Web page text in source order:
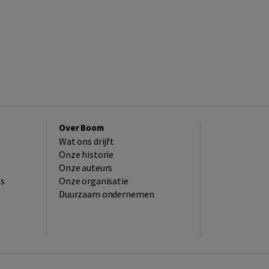
Over Boom
Wat ons drijft
Onze historie
Onze auteurs
Onze organisatie
Duurzaam ondernemen